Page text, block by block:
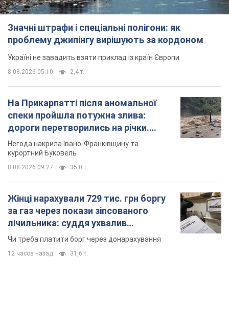
Значні штрафи і спеціальні полігони: як
проблему джипінгу вирішують за кордоном
Україні не завадить взяти приклад із країн Європи
8.08.2026 05:10 2,4 т.
На Прикарпатті після аномальної
спеки пройшла потужна злива:
дороги перетворились на річки.
Відео
Негода накрила Івано-Франківщину та
курортний Буковель
8.08.2026 09:27 35,0 т.
Жінці нарахували 729 тис. грн боргу
за газ через покази зіпсованого
лічильника: суддя ухвалив
неочікуване рішення
Чи треба платити борг через донарахування
12 часов назад 31,6 т.